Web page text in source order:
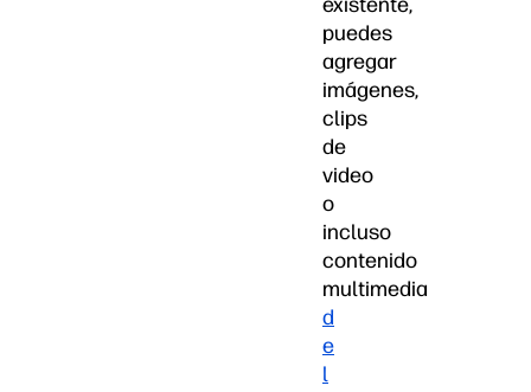
puedes
agregar
imágenes,
clips
de
video
o
incluso
contenido
multimedia
d
e
l